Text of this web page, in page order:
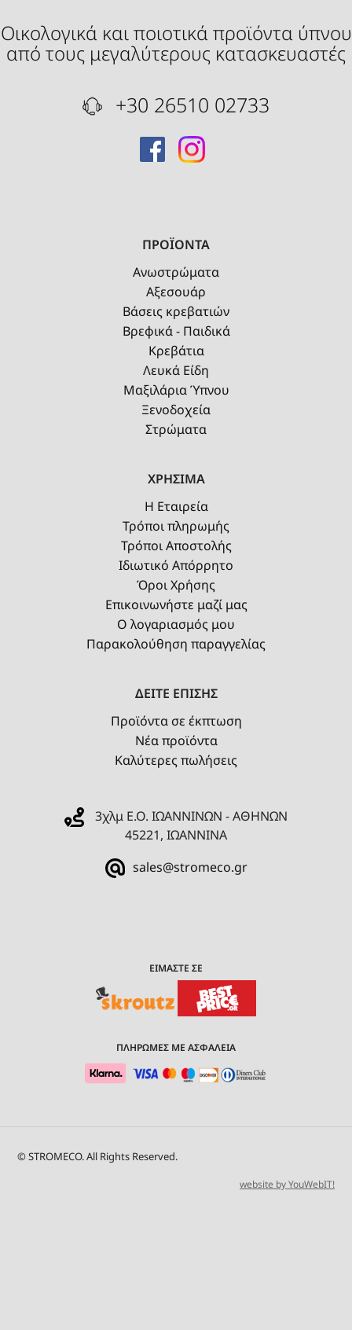
Οικολογικά και ποιοτικά προϊόντα ύπνου
από τους μεγαλύτερους κατασκευαστές
+30 26510 02733
ΠΡΟΪΟΝΤΑ
Ανωστρώματα
Αξεσουάρ
Βάσεις κρεβατιών
Βρεφικά - Παιδικά
Κρεβάτια
Λευκά Είδη
Μαξιλάρια Ύπνου
Ξενοδοχεία
Στρώματα
ΧΡΗΣΙΜΑ
Η Εταιρεία
Τρόποι πληρωμής
Τρόποι Αποστολής
Ιδιωτικό Απόρρητο
Όροι Χρήσης
Επικοινωνήστε μαζί μας
Ο λογαριασμός μου
Παρακολούθηση παραγγελίας
ΔΕΙΤΕ ΕΠΙΣΗΣ
Προϊόντα σε έκπτωση
Νέα προϊόντα
Καλύτερες πωλήσεις
3χλμ Ε.Ο. ΙΩΑΝΝΙΝΩΝ - ΑΘΗΝΩΝ
45221, ΙΩΑΝΝΙΝΑ
sales@stromeco.gr
ΕΙΜΑΣΤΕ ΣΕ
ΠΛΗΡΩΜΕΣ ΜΕ ΑΣΦΑΛΕΙΑ
© STROMECO. All Rights Reserved.
website by YouWebIT!